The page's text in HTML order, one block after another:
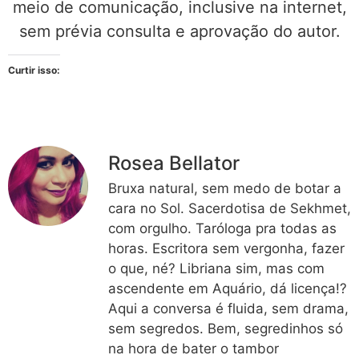
meio de comunicação, inclusive na internet,
sem prévia consulta e aprovação do autor.
Curtir isso:
Rosea Bellator
Bruxa natural, sem medo de botar a
cara no Sol. Sacerdotisa de Sekhmet,
com orgulho. Taróloga pra todas as
horas. Escritora sem vergonha, fazer
o que, né? Libriana sim, mas com
ascendente em Aquário, dá licença!?
Aqui a conversa é fluida, sem drama,
sem segredos. Bem, segredinhos só
na hora de bater o tambor